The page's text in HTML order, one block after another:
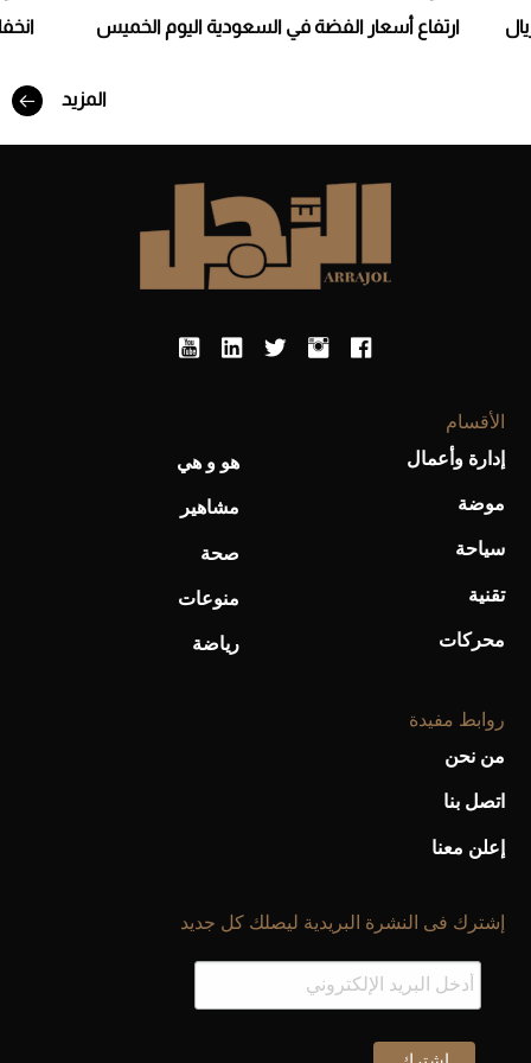
أفضل تدريج للشعر الطويل لإطلالة جريئة وعصرية
أحذية Mary Jane: ترف وأناقة للرجال
ارتفاع أسعار الفضة في السعودية اليوم الخميس
المزيد
الأقسام
إدارة وأعمال
موضة
سياحة
تقنية
محركات
هو و هي
مشاهير
صحة
منوعات
رياضة
روابط مفيدة
من نحن
اتصل بنا
إعلن معنا
إشترك فى النشرة البريدية ليصلك كل جديد